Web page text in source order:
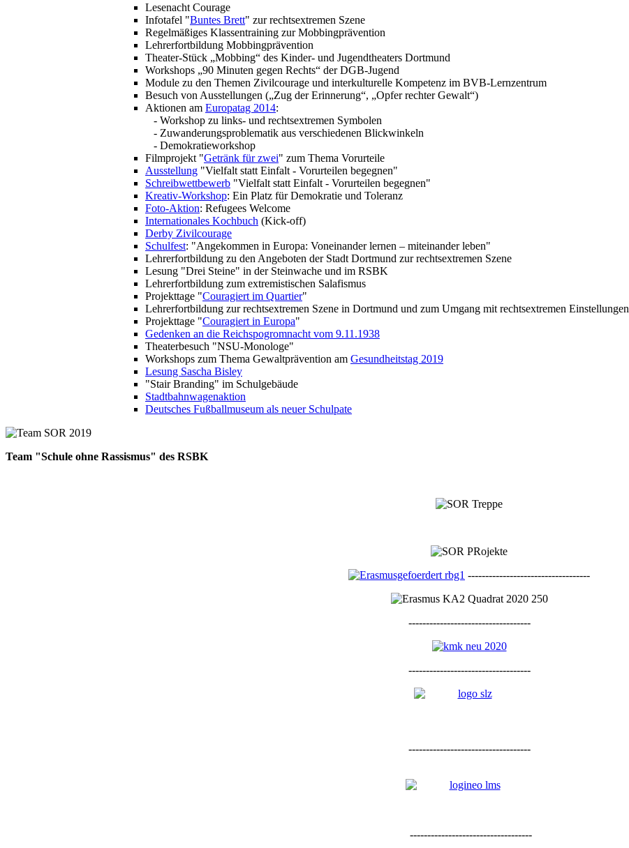
Lesenacht Courage
Infotafel "Buntes Brett" zur rechtsextremen Szene
Regelmäßiges Klassentraining zur Mobbingprävention
Lehrerfortbildung Mobbingprävention
Theater-Stück „Mobbing“ des Kinder- und Jugendtheaters Dortmund
Workshops „90 Minuten gegen Rechts“ der DGB-Jugend
Module zu den Themen Zivilcourage und interkulturelle Kompetenz im BVB-Lernzentrum
Besuch von Ausstellungen („Zug der Erinnerung“, „Opfer rechter Gewalt“)
Aktionen am Europatag 2014:
- Workshop zu links- und rechtsextremen Symbolen
- Zuwanderungsproblematik aus verschiedenen Blickwinkeln
- Demokratieworkshop
Filmprojekt "Getränk für zwei" zum Thema Vorurteile
Ausstellung "Vielfalt statt Einfalt - Vorurteilen begegnen"
Schreibwettbewerb "Vielfalt statt Einfalt - Vorurteilen begegnen"
Kreativ-Workshop: Ein Platz für Demokratie und Toleranz
Foto-Aktion: Refugees Welcome
Internationales Kochbuch (Kick-off)
Derby Zivilcourage
Schulfest: "Angekommen in Europa: Voneinander lernen – miteinander leben"
Lehrerfortbildung zu den Angeboten der Stadt Dortmund zur rechtsextremen Szene
Lesung "Drei Steine" in der Steinwache und im RSBK
Lehrerfortbildung zum extremistischen Salafismus
Projekttage "Couragiert im Quartier"
Lehrerfortbildung zur rechtsextremen Szene in Dortmund und zum Umgang mit rechtsextremen Einstellungen
Projekttage "Couragiert in Europa"
Gedenken an die Reichspogromnacht vom 9.11.1938
Theaterbesuch "NSU-Monologe"
Workshops zum Thema Gewaltprävention am Gesundheitstag 2019
Lesung Sascha Bisley
"Stair Branding" im Schulgebäude
Stadtbahnwagenaktion
Deutsches Fußballmuseum als neuer Schulpate
Team "Schule ohne Rassismus" des RSBK
-----------------------------------
-----------------------------------
-----------------------------------
-----------------------------------
-----------------------------------